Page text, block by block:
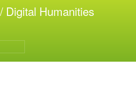
メ
イ
コ
テ
Digital Humanities